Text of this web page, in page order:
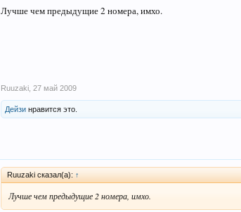
Лучше чем предыдущие 2 номера, имхо.
Ruuzaki 27 май 2009
Дейзи нравится это.
Ruuzaki сказал(а): ↑
Лучше чем предыдущие 2 номера, имхо.